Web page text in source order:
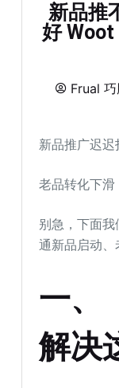
新品推
好
Frual
新品推广迟迟
老品转化下滑
别急，下面
通新品启动、
一、
解决